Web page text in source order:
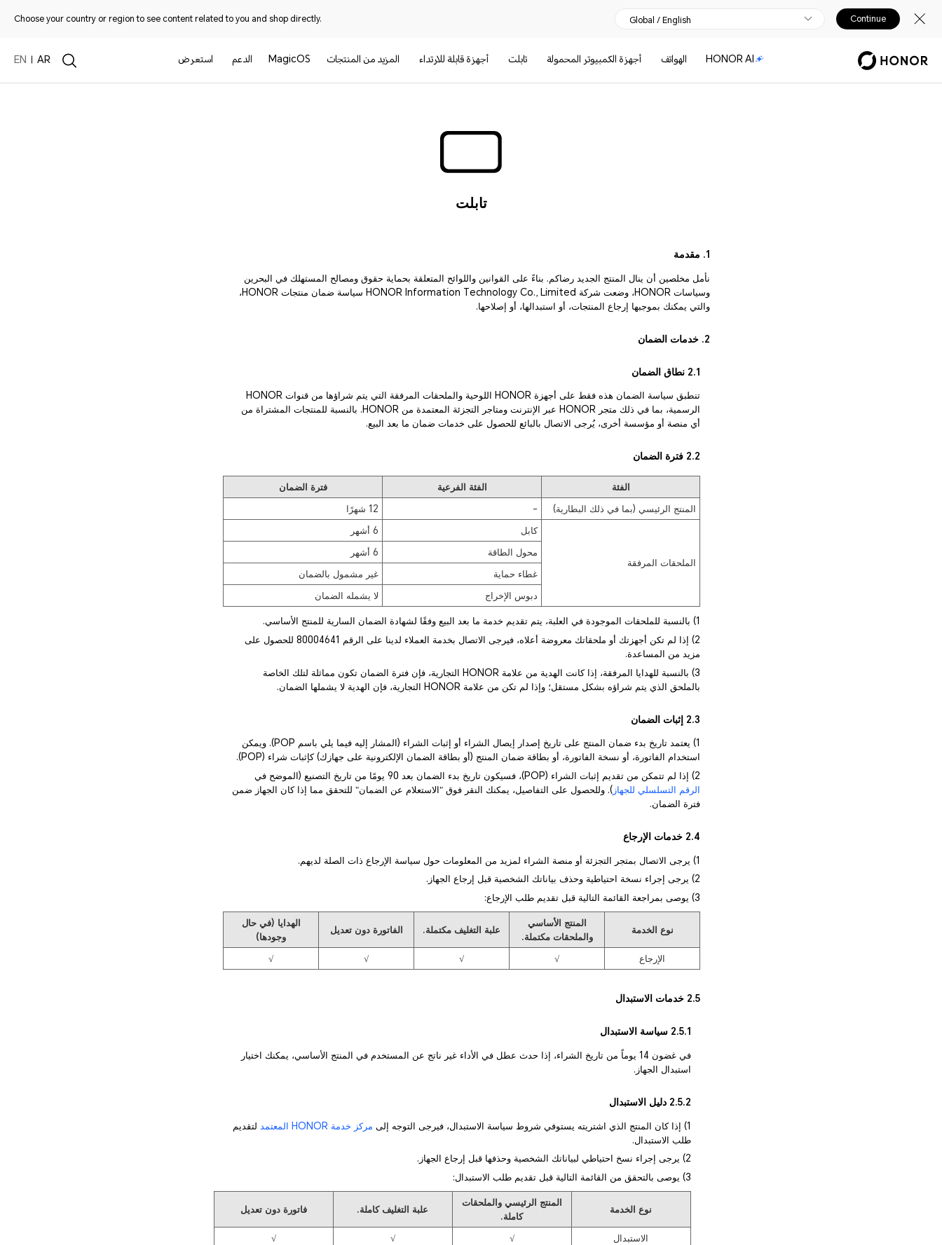
Choose your country or region to see content related to you and shop directly. Global / English Continue
HONOR AI الهواتف أجهزة الكمبيوتر المحمولة تابلت أجهزة قابلة للارتداء المزيد من المنتجات MagicOS الدعم استعرض AR
EN
تابلت
1. مقدمة
نأمل مخلصين أن ينال المنتج الجديد رضاكم. بناءً على القوانين واللوائح المتعلقة بحماية حقوق ومصالح المستهلك في البحرين
وسياسات HONOR، وضعت شركة HONOR Information Technology Co., Limited سياسة ضمان منتجات HONOR،
والتي يمكنك بموجبها إرجاع المنتجات، أو استبدالها، أو إصلاحها.
2. خدمات الضمان
2.1 نطاق الضمان
تنطبق سياسة الضمان هذه فقط على أجهزة HONOR اللوحية والملحقات المرفقة التي يتم شراؤها من قنوات HONOR
الرسمية، بما في ذلك متجر HONOR عبر الإنترنت ومتاجر التجزئة المعتمدة من HONOR. بالنسبة للمنتجات المشتراة من
أي منصة أو مؤسسة أخرى، يُرجى الاتصال بالبائع للحصول على خدمات ضمان ما بعد البيع.
2.2 فترة الضمان
الفئة الفئة الفرعية
فترة الضمان
المنتج الرئيسي (بما في ذلك البطارية)
- 12 شهرًا
الملحقات المرفقة
كابل
6 أشهر
محول الطاقة
6 أشهر
غطاء حماية
غير مشمول بالضمان
دبوس الإخراج
لا يشمله الضمان
1) بالنسبة للملحقات الموجودة في العلبة، يتم تقديم خدمة ما بعد البيع وفقًا لشهادة الضمان السارية للمنتج الأساسي.
2) إذا لم تكن أجهزتك أو ملحقاتك معروضة أعلاه، فيرجى الاتصال بخدمة العملاء لدينا على الرقم 80004641 للحصول على
مزيد من المساعدة.
3) بالنسبة للهدايا المرفقة، إذا كانت الهدية من علامة HONOR التجارية، فإن فترة الضمان تكون مماثلة لتلك الخاصة
بالملحق الذي يتم شراؤه بشكل مستقل؛ وإذا لم تكن من علامة HONOR التجارية، فإن الهدية لا يشملها الضمان.
2.3 إثبات الضمان
1) يعتمد تاريخ بدء ضمان المنتج على تاريخ إصدار إيصال الشراء أو إثبات الشراء (المشار إليه فيما يلي باسم POP). ويمكن
استخدام الفاتورة، أو نسخة الفاتورة، أو بطاقة ضمان المنتج (أو بطاقة الضمان الإلكترونية على جهازك) كإثبات شراء (POP).
2) إذا لم تتمكن من تقديم إثبات الشراء (POP)، فسيكون تاريخ بدء الضمان بعد 90 يومًا من تاريخ التصنيع (الموضح في
الرقم التسلسلي للجهاز ). وللحصول على التفاصيل، يمكنك النقر فوق "الاستعلام عن الضمان" للتحقق مما إذا كان الجهاز ضمن
فترة الضمان.
2.4 خدمات الإرجاع
1) يرجى الاتصال بمتجر التجزئة أو منصة الشراء لمزيد من المعلومات حول سياسة الإرجاع ذات الصلة لديهم.
2) يرجى إجراء نسخة احتياطية وحذف بياناتك الشخصية قبل إرجاع الجهاز.
3) يوصى بمراجعة القائمة التالية قبل تقديم طلب الإرجاع:
نوع الخدمة
المنتج الأساسي
والملحقات مكتملة.
علبة التغليف مكتملة. الفاتورة دون تعديل
الهدايا (في حال
وجودها)
الإرجاع
√
√
√
√
2.5 خدمات الاستبدال
2.5.1 سياسة الاستبدال
في غضون 14 يوماً من تاريخ الشراء، إذا حدث عطل في الأداء غير ناتج عن المستخدم في المنتج الأساسي، يمكنك اختيار
استبدال الجهاز.
2.5.2 دليل الاستبدال
1) إذا كان المنتج الذي اشتريته يستوفي شروط سياسة الاستبدال، فيرجى التوجه إلى مركز خدمة HONOR المعتمد
لتقديم
طلب الاستبدال.
2) يرجى إجراء نسخ احتياطي لبياناتك الشخصية وحذفها قبل إرجاع الجهاز.
3) يوصى بالتحقق من القائمة التالية قبل تقديم طلب الاستبدال:
نوع الخدمة
المنتج الرئيسي والملحقات
كاملة.
علبة التغليف كاملة. فاتورة دون تعديل
الاستبدال √
√
√